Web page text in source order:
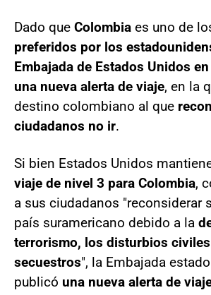
Dado que Colombia es uno de
preferidos por los
Embajada de Estados Unidos
una nueva alerta de viaje, en la
destino colombiano al que
ciudadanos no ir.
Si bien Estados Unidos
viaje de nivel 3 para Colombia,
a sus ciudadanos "reconsiderar
país suramericano debido a la
terrorismo, los disturbios
secuestros", la Embajada
publicó una nueva alerta de